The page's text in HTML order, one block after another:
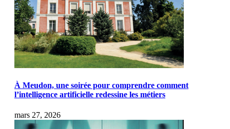
À Meudon, une soirée pour comprendre comment
l’intelligence artificielle redessine les métiers
mars 27, 2026